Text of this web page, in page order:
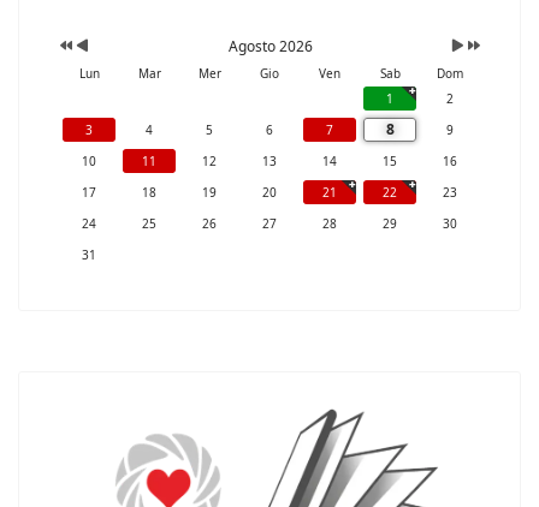
Agosto 2026
Lun Mar Mer Gio Ven Sab
Dom
1
2
3
4 5 6 7 8
9
10
11 12 13 14 15
16
17
18 19 20 21 22
23
24
25 26 27 28 29
30
31